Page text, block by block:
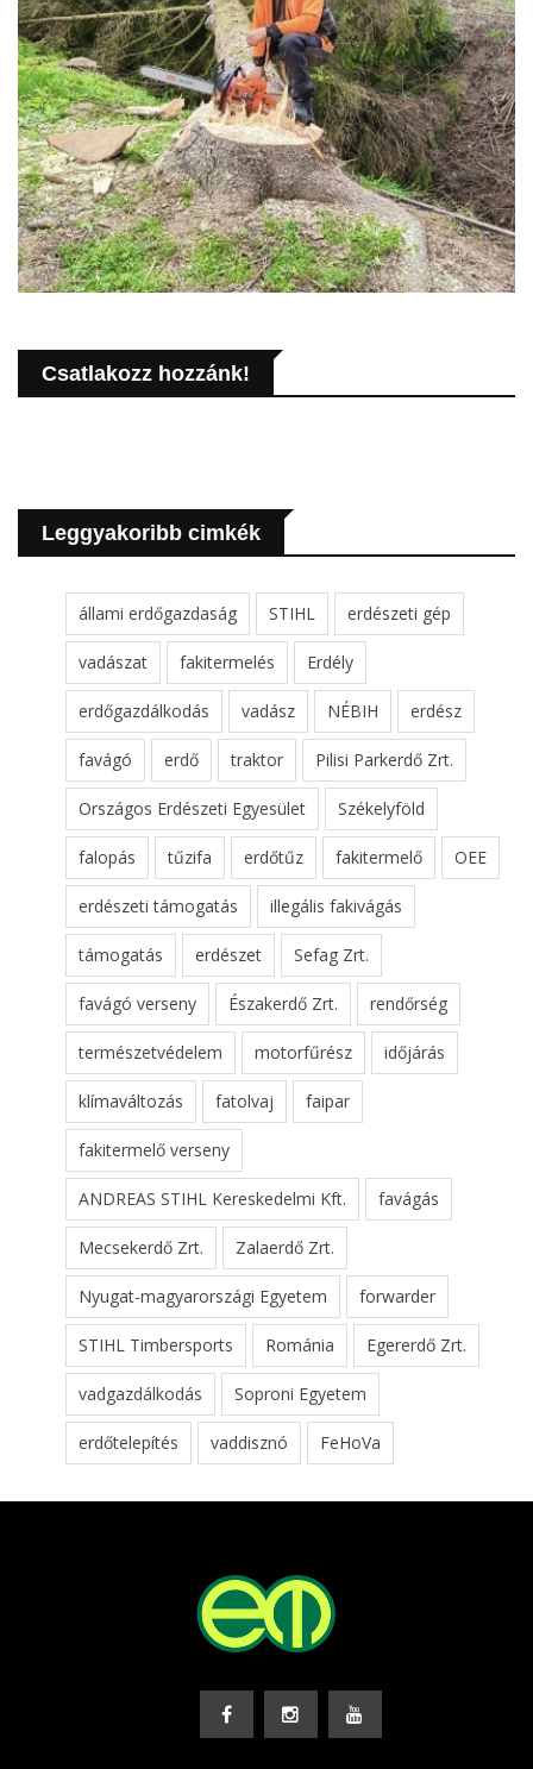
Csatlakozz hozzánk!
Leggyakoribb cimkék
állami erdőgazdaság STIHL erdészeti gép
vadászat fakitermelés Erdély
erdőgazdálkodás vadász NÉBIH erdész
favágó erdő traktor Pilisi Parkerdő Zrt.
Országos Erdészeti Egyesület Székelyföld
falopás tűzifa erdőtűz fakitermelő OEE
erdészeti támogatás illegális fakivágás
támogatás erdészet Sefag Zrt.
favágó verseny Északerdő Zrt. rendőrség
természetvédelem motorfűrész időjárás
klímaváltozás fatolvaj faipar
fakitermelő verseny
ANDREAS STIHL Kereskedelmi Kft. favágás
Mecsekerdő Zrt. Zalaerdő Zrt.
Nyugat-magyarországi Egyetem forwarder
STIHL Timbersports Románia Egererdő Zrt.
vadgazdálkodás Soproni Egyetem
erdőtelepítés vaddisznó FeHoVa